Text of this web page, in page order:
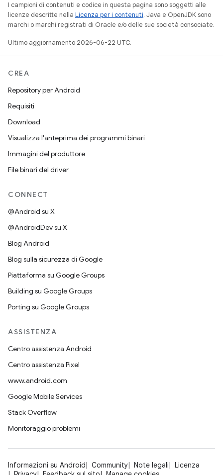
I campioni di contenuti e codice in questa pagina sono soggetti alle
licenze descritte nella Licenza per i contenuti. Java e OpenJDK sono
marchi o marchi registrati di Oracle e/o delle sue società consociate.
Ultimo aggiornamento 2026-06-22 UTC.
CREA
Repository per Android
Requisiti
Download
Visualizza l'anteprima dei programmi binari
Immagini del produttore
File binari del driver
CONNECT
@Android su X
@AndroidDev su X
Blog Android
Blog sulla sicurezza di Google
Piattaforma su Google Groups
Building su Google Groups
Porting su Google Groups
ASSISTENZA
Centro assistenza Android
Centro assistenza Pixel
www.android.com
Google Mobile Services
Stack Overflow
Monitoraggio problemi
Informazioni su Android Community Note legali
Licenza